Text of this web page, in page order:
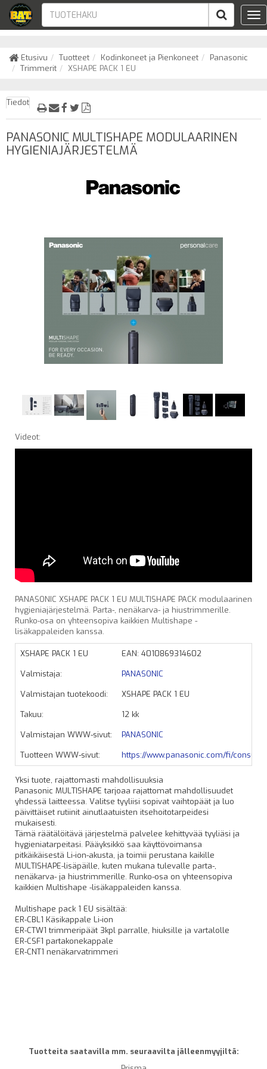
Etusivu Tuotteet Kodinkoneet ja Pienkoneet
Panasonic
Trimmerit
XSHAPE PACK 1 EU
Tiedot
PANASONIC MULTISHAPE MODULAARINEN
HYGIENIAJÄRJESTELMÄ
Videot:
PANASONIC XSHAPE PACK 1 EU MULTISHAPE PACK modulaarinen
hygieniajärjestelmä. Parta-, nenäkarva- ja hiustrimmerille.
Runko-osa on yhteensopiva kaikkien Multishape -
lisäkappaleiden kanssa.
XSHAPE PACK 1 EU
EAN: 4010869314602
Valmistaja:
PANASONIC
Valmistajan tuotekoodi:
XSHAPE PACK 1 EU
Takuu:
12 kk
Valmistajan WWW-sivut:
PANASONIC
Tuotteen WWW-sivut:
https://www.panasonic.com/fi/
Yksi tuote, rajattomasti mahdollisuuksia
Panasonic MULTISHAPE tarjoaa rajattomat mahdollisuudet
yhdessä laitteessa. Valitse tyyliisi sopivat vaihtopäät ja luo
päivittäiset rutiinit ainutlaatuisten itsehoitotarpeidesi
mukaisesti.
Tämä räätälöitävä järjestelmä palvelee kehittyvää tyyliäsi ja
hygieniatarpeitasi. Pääyksikkö saa käyttövoimansa
pitkäikäisestä Li-ion-akusta, ja toimii perustana kaikille
MULTISHAPE-lisäpäille, kuten mukana tulevalle parta-,
nenäkarva- ja hiustrimmerille. Runko-osa on yhteensopiva
kaikkien Multishape -lisäkappaleiden kanssa.
Multishape pack 1 EU sisältää:
ER-CBL1 Käsikappale Li-ion
ER-CTW1 trimmeripäät 3kpl parralle, hiuksille ja vartalolle
ER-CSF1 partakonekappale
ER-CNT1 nenäkarvatrimmeri
Tuotteita saatavilla mm. seuraavilta jälleenmyyjiltä: